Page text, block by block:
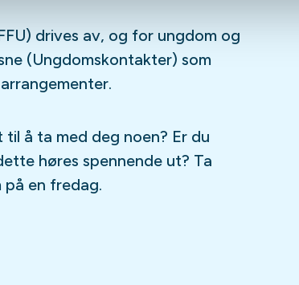
drives av, og for ungdom og
(Ungdomskontakter) som
å ta med deg noen? Er du
høres spennende ut? Ta
en fredag.